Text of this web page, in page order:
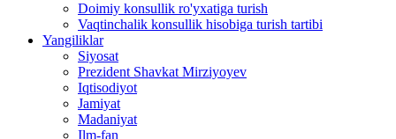
Doimiy konsullik ro'yxatiga turish
Vaqtinchalik konsullik hisobiga turish tartibi
Yangiliklar
Siyosat
Prezident Shavkat Mirziyoyev
Iqtisodiyot
Jamiyat
Madaniyat
Ilm-fan